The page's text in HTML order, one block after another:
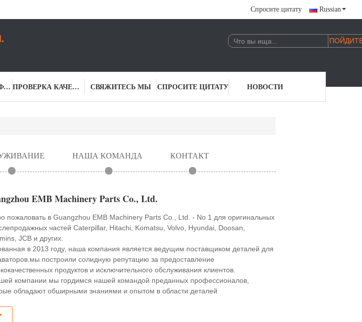
Спросите цитату Russian
ПУТЕШЕСТВИЕ ФАБРИКИ ПРОВЕРКА КАЧЕСТВА СВЯЖИТЕСЬ МЫ СПРОСИТЕ ЦИТАТУ НОВОСТИ
НАША КОМАНДА КОНТАКТ
EMB Machinery Parts Co., Ltd.
пожаловать в Guangzhou EMB Machinery Parts Co., Ltd. - No 1 для оригинальных
частей Caterpillar, Hitachi, Komatsu, Volvo, Hyundai, Doosan,
JCB и других.
в 2013 году, наша компания является ведущим поставщиком деталей для
построили солидную репутацию за предоставление
продуктов и исключительного обслуживания клиентов.
компании мы гордимся нашей командой преданных профессионалов,
обладают обширными знаниями и опытом в области деталей
их конкретных потребностейНезависимо от того, покупаем ли мы редкую деталь